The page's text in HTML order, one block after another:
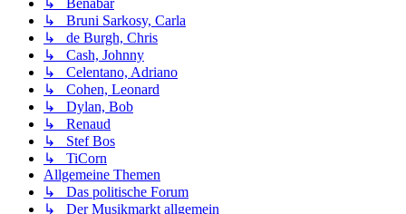
↳ Bénabar
↳ Bruni Sarkosy, Carla
↳ de Burgh, Chris
↳ Cash, Johnny
↳ Celentano, Adriano
↳ Cohen, Leonard
↳ Dylan, Bob
↳ Renaud
↳ Stef Bos
↳ TiCorn
Allgemeine Themen
↳ Das politische Forum
↳ Der Musikmarkt allgemein